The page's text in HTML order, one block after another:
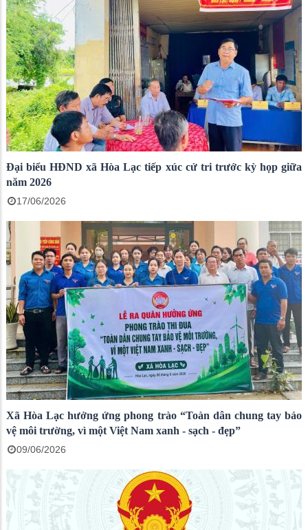
Đại biểu HĐND xã Hòa Lạc tiếp xúc cử tri trước kỳ họp giữa
năm 2026
17/06/2026
Xã Hòa Lạc hưởng ứng phong trào “Toàn dân chung tay bảo
vệ môi trường, vì một Việt Nam xanh - sạch - đẹp”
09/06/2026